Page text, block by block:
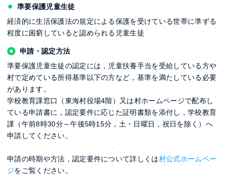
準要保護児童生徒
経済的に生活保護法の規定による保護を受けている世帯に準ずる
程度に困窮していると認められる児童生徒
申請・認定方法
準要保護児童生徒の認定には，児童扶養手当を受給している方や
村で定めている所得基準以下の方など，基準を満たしている必要
があります。
学校教育課窓口（東海村役場4階）又は村ホームページで配布し
ている申請書に，認定要件に応じた証明書類を添付し，学校教育
課（午前8時30分～午後5時15分，土・日曜日，祝日を除く）へ
申請してください。
申請の時期や方法，認定要件について詳しくは村公式ホームペー
ジをご覧ください。